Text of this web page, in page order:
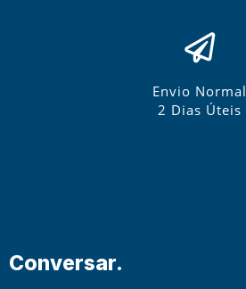
Envio Normal
2 Dias Úteis
Conversar.